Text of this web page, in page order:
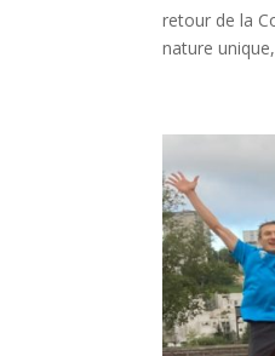
retour de la
nature